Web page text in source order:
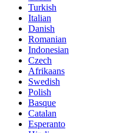
Turkish
Italian
Danish
Romanian
Indonesian
Czech
Afrikaans
Swedish
Polish
Basque
Catalan
Esperanto